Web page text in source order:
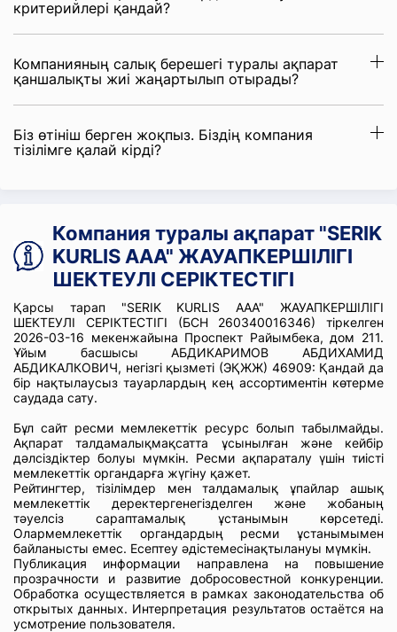
критерийлері қандай?
Компанияның салық берешегі туралы ақпарат
қаншалықты жиі жаңартылып отырады?
Біз өтініш берген жоқпыз. Біздің компания
тізілімге қалай кірді?
Компания туралы ақпарат "SERIK
KURLIS ААА" ЖАУАПКЕРШІЛІГІ
ШЕКТЕУЛІ СЕРІКТЕСТІГІ
Қарсы тарап "SERIK KURLIS ААА" ЖАУАПКЕРШІЛІГІ
ШЕКТЕУЛІ СЕРІКТЕСТІГІ (БСН 260340016346) тіркелген
2026-03-16 мекенжайына Проспект Райымбека, дом 211.
Ұйым басшысы АБДИКАРИМОВ АБДИХАМИД
АБДИКАЛКОВИЧ, негізгі қызметі (ЭҚЖЖ) 46909: Қандай да
бір нақтылаусыз тауарлардың кең ассортиментін көтерме
саудада сату.
Бұл сайт ресми мемлекеттік ресурс болып табылмайды.
Ақпарат талдамалықмақсатта ұсынылған және кейбір
дәлсіздіктер болуы мүмкін. Ресми ақпараталу үшін тиісті
мемлекеттік органдарға жүгіну қажет.
Рейтингтер, тізілімдер мен талдамалық ұпайлар ашық
мемлекеттік деректергенегізделген және жобаның
тәуелсіз сараптамалық ұстанымын көрсетеді.
Олармемлекеттік органдардың ресми ұстанымымен
байланысты емес. Есептеу әдістемесінақтылануы мүмкін.
Публикация информации направлена на повышение
прозрачности и развитие добросовестной конкуренции.
Обработка осуществляется в рамках законодательства об
открытых данных. Интерпретация результатов остаётся на
усмотрение пользователя.